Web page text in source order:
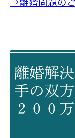
→離婚問題の
離婚解
手の双
２００